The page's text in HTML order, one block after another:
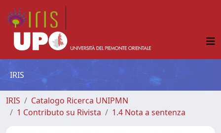
IRIS
IRIS
Catalogo Ricerca UNIPMN
1 Contributo su Rivista
1.4 Nota a sentenza